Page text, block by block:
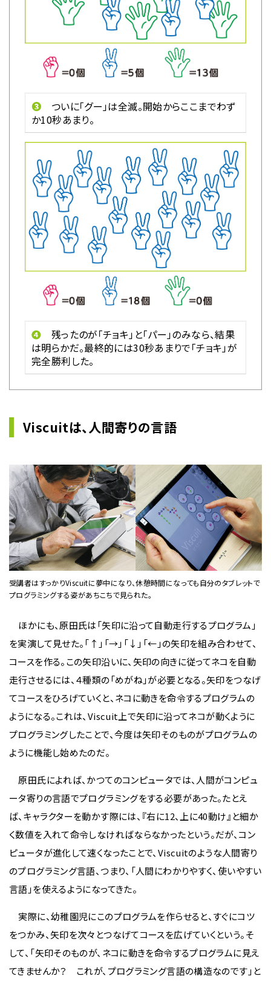
❸ ついに「グー」は全滅。開始からここまでわず
か10秒あまり。
❹ 残ったのが「チョキ」と「パー」のみなら、結果
は明らかだ。最終的には30秒あまりで「チョキ」が
完全勝利した。
Viscuitは、人間寄りの言語
受講者はすっかりViscuitに夢中になり、休憩時間になっても自分のタブレットで
プログラミングする姿があちこちで見られた。
ほかにも、原田氏は「矢印に沿って自動走行するプログラム」
を実演して見せた。「↑」「→」「↓」「←」の矢印を組み合わせて、
コースを作る。この矢印沿いに、矢印の向きに従ってネコを自動
走行させるには、４種類の「めがね」が必要となる。矢印をつなげ
てコースをひろげていくと、ネコに動きを命令するプログラムの
ようになる。これは、Viscuit上で矢印に沿ってネコが動くように
プログラミングしたことで、今度は矢印そのものがプログラムの
ように機能し始めたのだ。
原田氏によれば、かつてのコンピュータでは、人間がコンピュ
ータ寄りの言語でプログラミングをする必要があった。たとえ
ば、キャラクターを動かす際には、『右に12、上に40動け』と細か
く数値を入れて命令しなければならなかったという。だが、コン
ピュータが進化して速くなったことで、Viscuitのような人間寄り
のプログラミング言語、つまり、「人間にわかりやすく、使いやすい
言語」を使えるようになってきた。
実際に、幼稚園児にこのプログラムを作らせると、すぐにコツ
をつかみ、矢印を次々とつなげてコースを広げていくという。そ
して、「矢印そのものが、ネコに動きを命令するプログラムに見え
てきませんか？ これが、プログラミング言語の構造なのです」と